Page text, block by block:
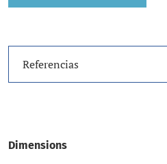
Dimensions
Referencias